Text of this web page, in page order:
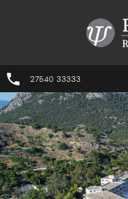
27540 33333